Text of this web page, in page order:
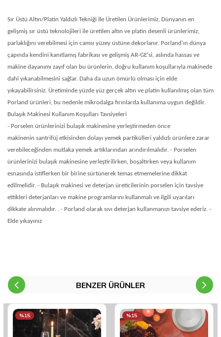
Sır Üstü Altın/Platin Yaldızlı Tekniği İle Üretilen Ürünlerimiz, Dünyanın en
gelişmiş sır üstü teknolojileri ile üretilen altın ve platin desenli ürünlerimiz,
parlaklığını verebilmesi için camsı yüzey üstüne dekorlanır. Porland'ın dünya
çapında kendini kanıtlamış fabrikası ve gelişmiş AR-GE'si, aslında hassas ve
makine dayanımı zayıf olan bu ürünlerin, doğru kullanım koşullarıyla makinede
dahi yıkanabilmesini sağlar. Daha da uzun ömürlü olması için elde
yıkayabilirsiniz. Üretiminde yüzde yüz gerçek altın ve platin kullanılmış olan tüm
Porland ürünleri, bu nedenle mikrodalga fırınlarda kullanıma uygun değildir.
Bulaşık Makinesi Kullanım Koşulları Tavsiyeleri
- Porselen ürünlerinizi bulaşık makinesine yerleştirmeden önce
makinenin santrifüj etkisinden dolayı yemek partikülleri yaldızlı ürünlere zarar
verebileceğinden mutlaka yemek artıklarından arındırılmalıdır. - Porselen
ürünlerinizi bulaşık makinesine yerleştirilirken, boşaltırken veya kullanım
esnasında istiflerken bir birine sürtünerek temas etmemelerine dikkat
edilmelidir. - Bulaşık makinesi ve deterjan üreticilerinin porselen için tavsiye
ettikleri deterjanları ve makine programlarını kullanmalı ve ilgili uyarıları
dikkate alınmalıdır. . - Porland olarak sıvı deterjan kullanmanızı tavsiye ederiz. -
Elde yıkayınız
BENZER ÜRÜNLER
%15 %15